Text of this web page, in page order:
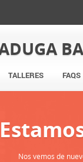
TALLERES FAQS
Nos vemos de